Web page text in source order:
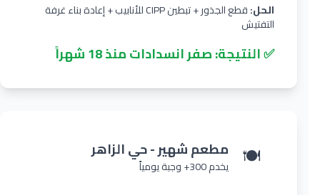
الحل:
قطع الجذور + تبطين CIPP للأنابيب + إعادة بناء غرفة
التفتيش
✅ النتيجة: صفر انسدادات منذ 18 شهراً
🍽️ مطعم شهير - حي الزاهر
يخدم 300+ وجبة يومياً